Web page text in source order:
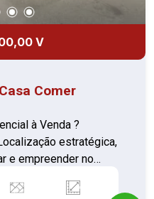
V
Comer
à Venda ?
e empreender no